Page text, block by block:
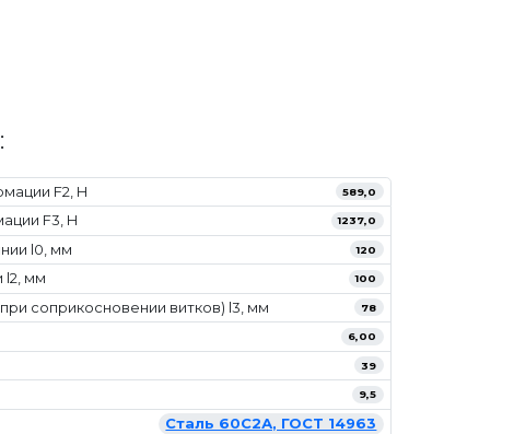
F2, Н 589,0
F3, Н 1237,0
l0, мм 120
l2, мм 100
соприкосновении витков) l3, мм 78
6,00
39
9,5
Сталь 60С2А, ГОСТ 14963